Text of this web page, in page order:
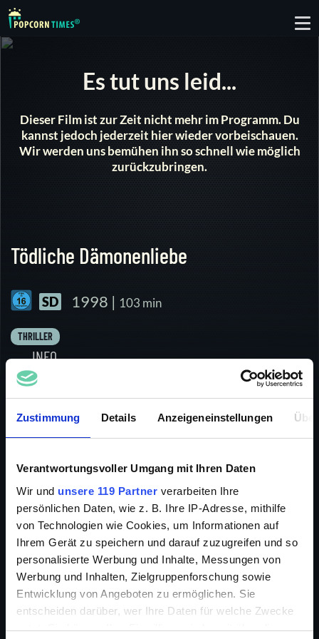
Zustimmung Details Anzeigeneinstellungen
Verantwortungsvoller Umgang mit Ihren Daten
Wir und unsere 119 Partner verarbeiten Ihre
persönlichen Daten, wie z. B. Ihre IP-Adresse, mithilfe
von Technologien wie Cookies, um Informationen auf
Ihrem Gerät zu speichern und darauf zuzugreifen und so
personalisierte Werbung und Inhalte, Messungen von
Werbung und Inhalten, Zielgruppenforschung sowie
Entwicklung von Angeboten zu ermöglichen. Sie
entscheiden darüber, wer Ihre Daten für welche Zwecke
nutzt. Sie können Ihre Einwilligung jederzeit über die
Es tut uns leid...
Dieser Film ist zur Zeit nicht mehr im Programm. Du
kannst jedoch jederzeit hier wieder vorbeischauen.
Wir werden uns bemühen ihn so schnell wie möglich
zurückzubringen.
Tödliche Dämonenliebe
SD 1998 | 103 min
THRILLER
INFO
in Lisas Besitz. Der Inhalt: das Tagebuch von
Jacqueline Barron. Es liest sich wie ein erotischer
Thriller und es birgt Verbotenes. Lisa wird von dem
Buch magisch angezogen, doch ahnt sie, dass sie sich
so schnell wie möglich von der Schrift befreien muss.
Zu spät! Dunkle Gestalten dringen in ihre Wohnung
ein und wollen sie ermorden. Beim Kampf ums
Überleben tötet Lisa einen ihrer Angreifer. Fortan
befindet sie sich in ständiger Lebensgefahr die Rächer
sind ihr auf der Spur.